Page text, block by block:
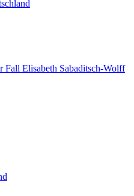
Fall Elisabeth Sabaditsch-Wolff